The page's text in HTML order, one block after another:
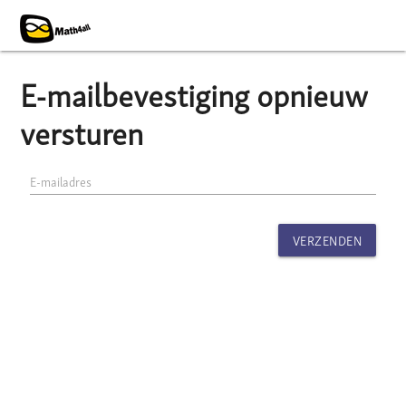
E-mailbevestiging opnieuw
versturen
E-mailadres
VERZENDEN